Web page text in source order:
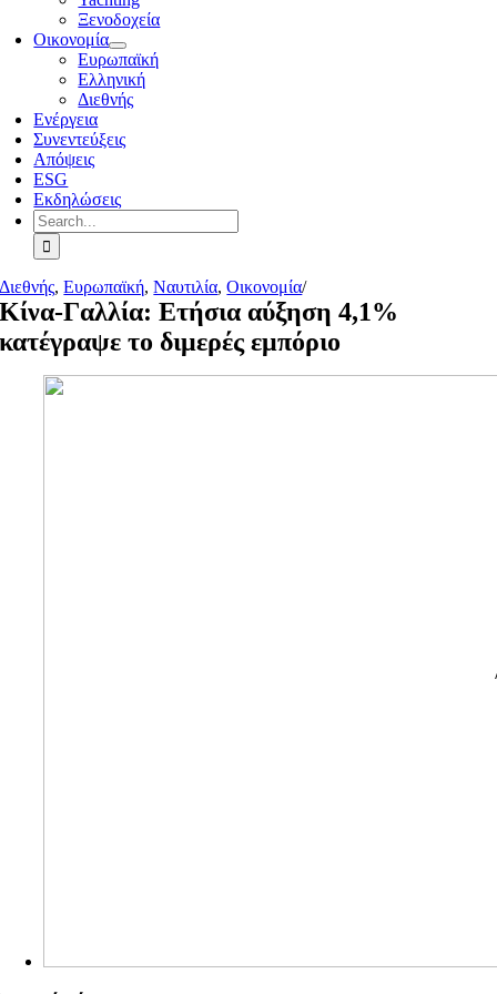
Ξενοδοχεία
Οικονομία
Ευρωπαϊκή
Ελληνική
Διεθνής
Ενέργεια
Συνεντεύξεις
Απόψεις
ESG
Εκδηλώσεις
Search
for:
Διεθνής,Ευρωπαϊκή,Ναυτιλία,Οικονομία/
Κίνα-Γαλλία: Ετήσια αύξηση 4,1%
κατέγραψε το διμερές εμπόριο